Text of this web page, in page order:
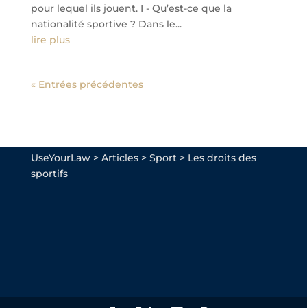
pour lequel ils jouent. I - Qu’est-ce que la
nationalité sportive ? Dans le...
lire plus
« Entrées précédentes
UseYourLaw> Articles> Sport> Les droits des
sportifs